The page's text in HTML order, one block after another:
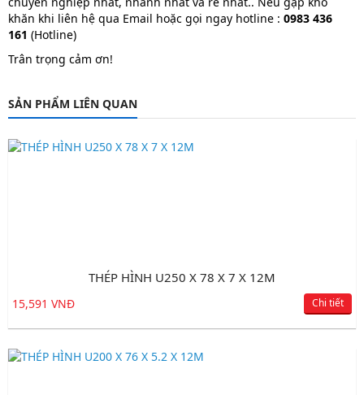
khăn khi liên hệ qua Email hoặc gọi ngay hotline : 0983 436
161 (Hotline)
Trân trọng cảm ơn!
SẢN PHẨM LIÊN QUAN
THÉP HÌNH U250 X 78 X 7 X 12M
15,591 VNĐ Chi tiết